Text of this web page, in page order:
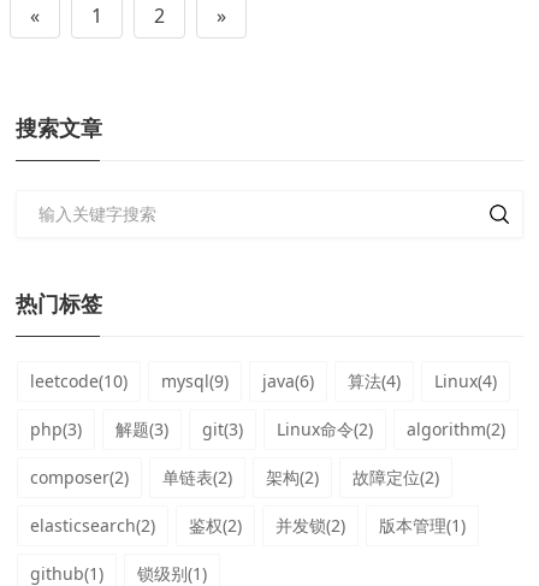
« 1 2 »
搜索文章
热门标签
leetcode(10) mysql(9) java(6) 算法(4) Linux(4)
php(3) 解题(3) git(3) Linux命令(2) algorithm(2)
composer(2) 单链表(2) 架构(2) 故障定位(2)
elasticsearch(2) 鉴权(2) 并发锁(2) 版本管理(1)
github(1) 锁级别(1)